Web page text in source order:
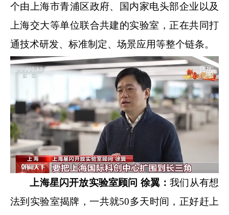
个由上海市青浦区政府、国内家电头部企业以及
上海交大等单位联合共建的实验室，正在共同打
通技术研发、标准制定、场景应用等整个链条。
上海星闪开放实验室顾问 徐翼：我们从有想
法到实验室揭牌，一共就50多天时间，正好赶上